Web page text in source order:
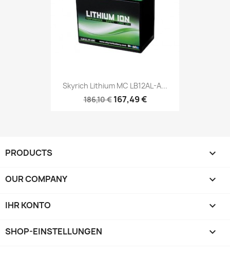
Skyrich Lithium MC LB12AL-A...
186,10 € 167,49 €
PRODUCTS 
OUR COMPANY 
IHR KONTO 
SHOP-EINSTELLUNGEN keyboard_arrow_down